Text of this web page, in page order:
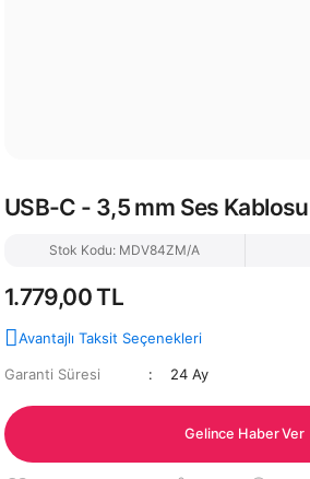
USB-C - 3,5 mm Ses
Stok Kodu: MDV84ZM/A
1.779,00 TL
Avantajlı Taksit Seçenekleri
Garanti Süresi 24 Ay
Gelince Haber Ver